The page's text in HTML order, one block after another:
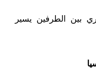
بين الطرفين يسير